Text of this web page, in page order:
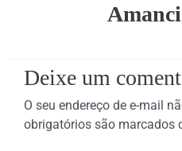
Deixe um
O seu endereço de e-mail
obrigatórios são marcados